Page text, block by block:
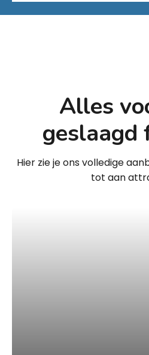
Alles
geslaagd
Hier zie je ons volledige
tot aan